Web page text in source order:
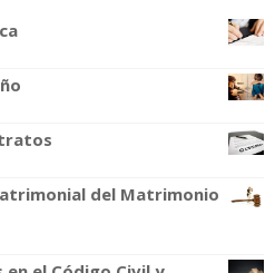
del Matrimonio